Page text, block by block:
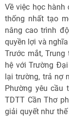
Về việc học hành
thống nhất tạo
nâng cao trình
quyền lợi và
Trước mắt,
hệ với Trường
lại trường, trả nợ
Phường yêu cầu
TDTT Cần Thơ
giải quyết như